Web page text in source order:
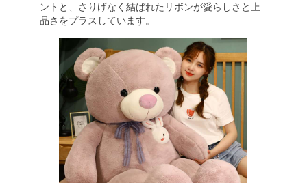
ントと、さりげなく結ばれたリボンが愛らしさと上
品さをプラスしています。